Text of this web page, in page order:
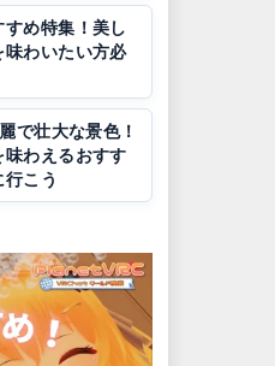
め特集！美し
味わいたい方必
で壮大な景色！
味わえるおすす
こう